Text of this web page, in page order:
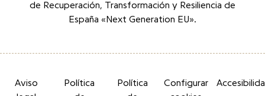
de Recuperación, Transformación y Resiliencia de
España «Next Generation EU».
Aviso
Política
Política
Configurar